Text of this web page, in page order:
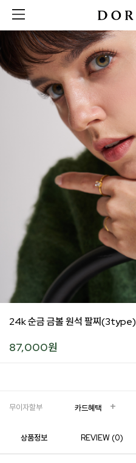
24k 순금 금볼 원석 팔찌(3type)
87,000원
무이자할부 카드혜택
상품정보 REVIEW (0)